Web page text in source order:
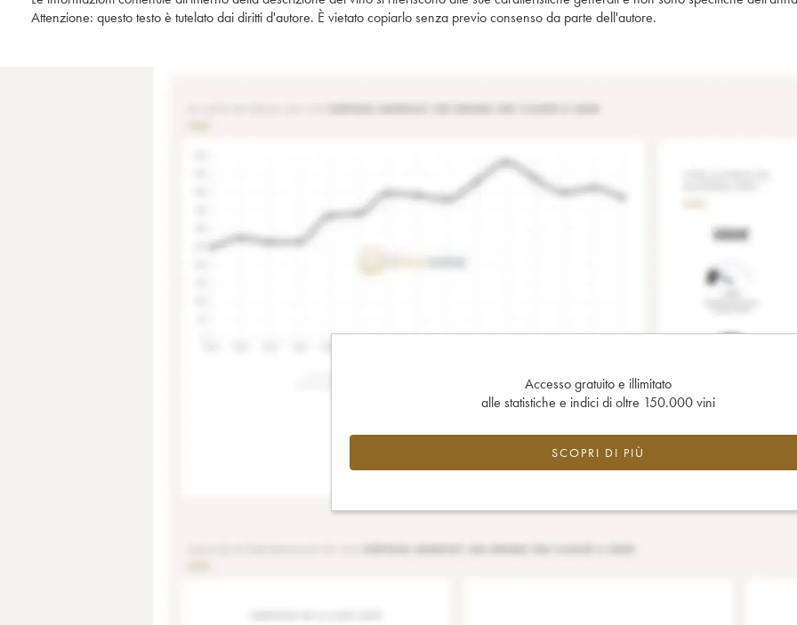
Attenzione: questo testo è tutelato dai diritti d'autore. È vietato copiarlo senza previo consenso da parte dell'autore.
Accesso gratuito e illimitato
alle statistiche e indici di oltre 150.000 vini
SCOPRI DI PIÙ